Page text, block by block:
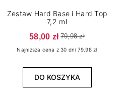
Zestaw Hard Base i Hard Top
7,2 ml
58,00 zł 79,98 zł
Najniższa cena z 30 dni 79.98 zł
DO KOSZYKA